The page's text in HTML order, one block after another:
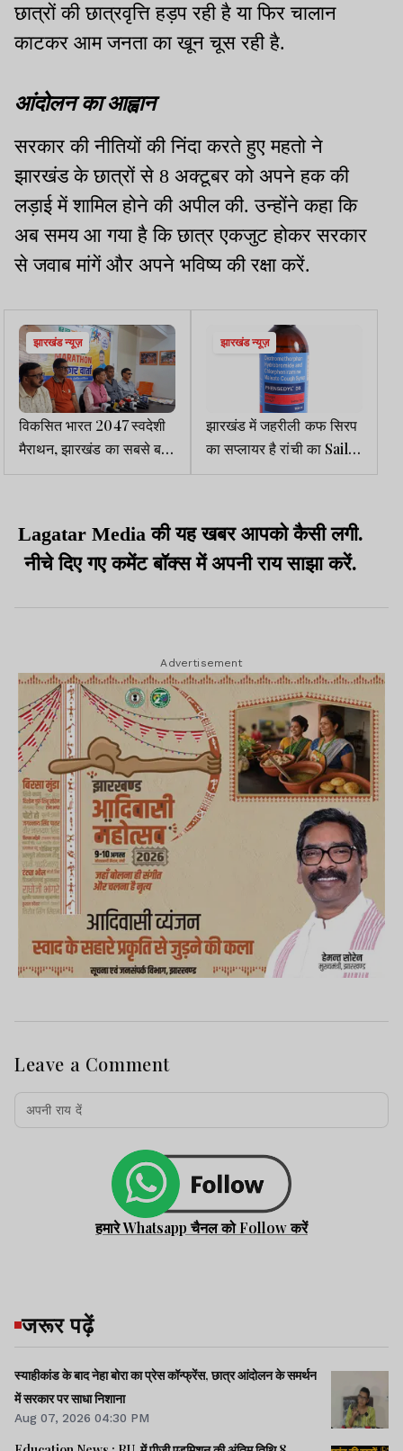
छात्रों की छात्रवृत्ति हड़प रही है या फिर चालान
काटकर आम जनता का खून चूस रही है.
आंदोलन का आह्वान
सरकार की नीतियों की निंदा करते हुए महतो ने
झारखंड के छात्रों से 8 अक्टूबर को अपने हक की
लड़ाई में शामिल होने की अपील की. उन्होंने कहा कि
अब समय आ गया है कि छात्र एकजुट होकर सरकार
से जवाब मांगें और अपने भविष्य की रक्षा करें.
झारखंड न्यूज़
विकसित भारत 2047 स्वदेशी
मैराथन, झारखंड का सबसे बड़ा
आयोजन 12 अक्टूबर को रांची
झारखंड न्यूज़
झारखंड में जहरीली कफ सिरप
का सप्लायर है रांची का Saili
Traders
Lagatar Media की यह खबर आपको कैसी लगी.
नीचे दिए गए कमेंट बॉक्स में अपनी राय साझा करें.
Advertisement
Leave a Comment
हमारे Whatsapp चैनल को Follow करें
जरूर पढ़ें
स्याहीकांड के बाद नेहा बोरा का प्रेस कॉन्फ्रेंस, छात्र आंदोलन के समर्थन
में सरकार पर साधा निशाना
Aug 07, 2026 04:30 PM